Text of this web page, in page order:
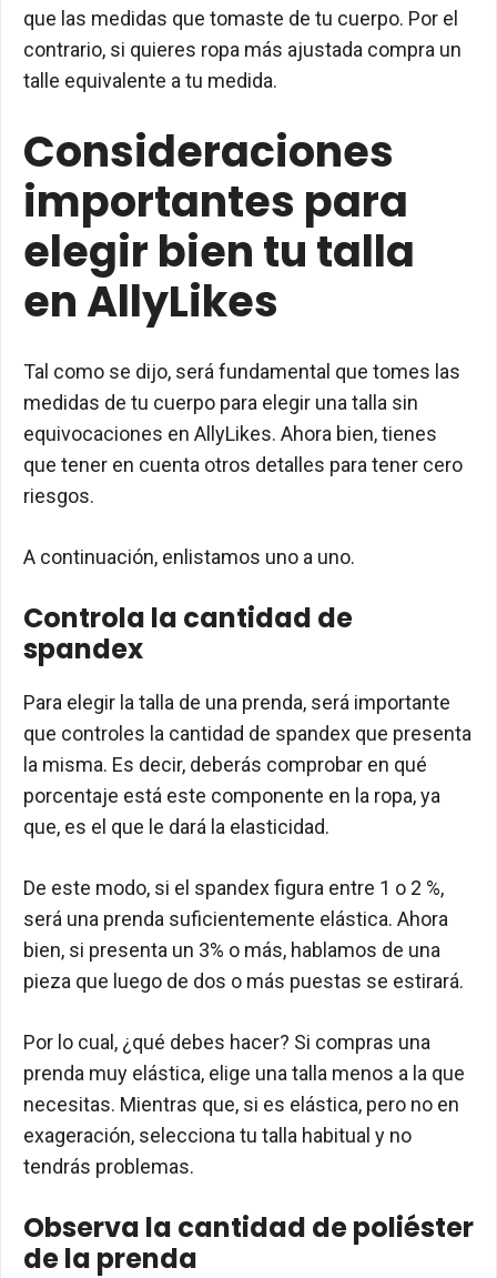
que las medidas que tomaste de tu cuerpo. Por el
contrario, si quieres ropa más ajustada compra un
talle equivalente a tu medida.
Consideraciones
importantes para
elegir bien tu talla
en AllyLikes
Tal como se dijo, será fundamental que tomes las
medidas de tu cuerpo para elegir una talla sin
equivocaciones en AllyLikes. Ahora bien, tienes
que tener en cuenta otros detalles para tener cero
riesgos.
A continuación, enlistamos uno a uno.
Controla la cantidad de
spandex
Para elegir la talla de una prenda, será importante
que controles la cantidad de spandex que presenta
la misma. Es decir, deberás comprobar en qué
porcentaje está este componente en la ropa, ya
que, es el que le dará la elasticidad.
De este modo, si el spandex figura entre 1 o 2 %,
será una prenda suficientemente elástica. Ahora
bien, si presenta un 3% o más, hablamos de una
pieza que luego de dos o más puestas se estirará.
Por lo cual, ¿qué debes hacer? Si compras una
prenda muy elástica, elige una talla menos a la que
necesitas. Mientras que, si es elástica, pero no en
exageración, selecciona tu talla habitual y no
tendrás problemas.
Observa la cantidad de poliéster
de la prenda